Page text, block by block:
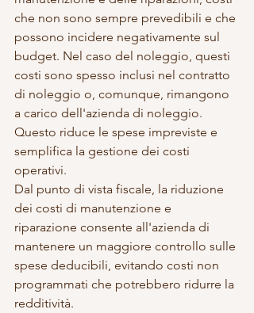
che non sono sempre prevedibili e che
possono incidere negativamente sul
budget. Nel caso del noleggio, questi
costi sono spesso inclusi nel contratto
di noleggio o, comunque, rimangono
a carico dell'azienda di noleggio.
Questo riduce le spese impreviste e
semplifica la gestione dei costi
operativi.
Dal punto di vista fiscale, la riduzione
dei costi di manutenzione e
riparazione consente all'azienda di
mantenere un maggiore controllo sulle
spese deducibili, evitando costi non
programmati che potrebbero ridurre la
redditività.